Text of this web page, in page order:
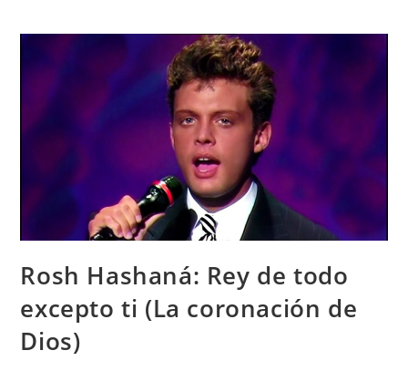
Rosh Hashaná: Rey de todo
excepto ti (La coronación de
Dios)